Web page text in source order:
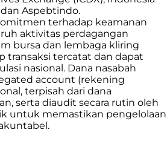
dan Aspebtindo.
terhadap keamanan
aktivitas perdagangan
bursa dan lembaga kliring
transaksi tercatat dan dapat
nasional. Dana nasabah
account (rekening
terpisah dari dana
serta diaudit secara rutin oleh
untuk memastikan pengelolaan